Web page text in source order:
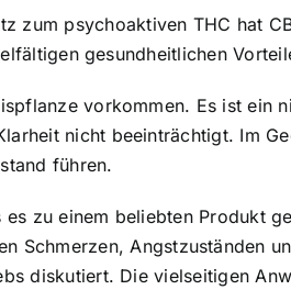
zum psychoaktiven THC hat
gesundheitlichen
vorkommen. Es ist ein
nicht beeinträchtigt. Im
führen.
zu einem beliebten Produkt
Schmerzen, Angstzuständen
diskutiert. Die vielseitigen